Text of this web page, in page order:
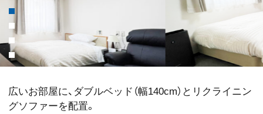
広いお部屋に、ダブルベッド（幅140cm）とリクライニン
グソファーを配置。